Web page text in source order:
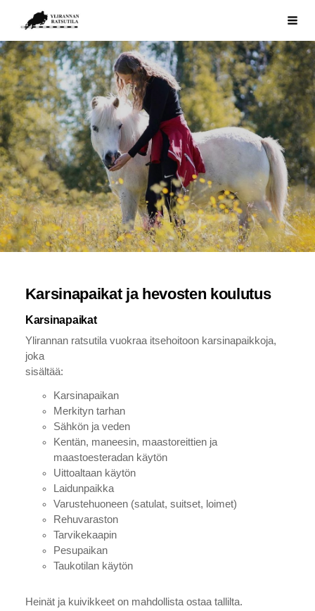
sivun
sisältöön
Ylirannan Ratsutila
Karsinapaikat ja hevosten koulutus
Karsinapaikat
Ylirannan ratsutila vuokraa itsehoitoon karsinapaikkoja,
joka
sisältää:
Karsinapaikan
Merkityn tarhan
Sähkön ja veden
Kentän, maneesin, maastoreittien ja
maastoesteradan käytön
Uittoaltaan käytön
Laidunpaikka
Varustehuoneen (satulat, suitset, loimet)
Rehuvaraston
Tarvikekaapin
Pesupaikan
Taukotilan käytön
Heinät ja kuivikkeet on mahdollista ostaa tallilta.